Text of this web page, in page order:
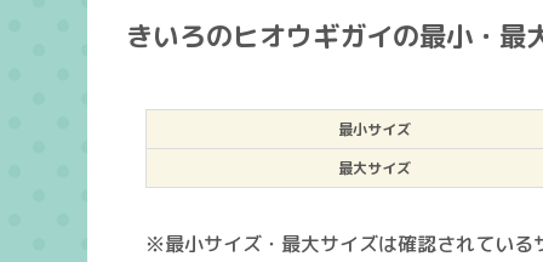
きいろのヒオウギガイの最小・最
最小サイズ
最大サイズ
※最小サイズ・最大サイズは確認されてい